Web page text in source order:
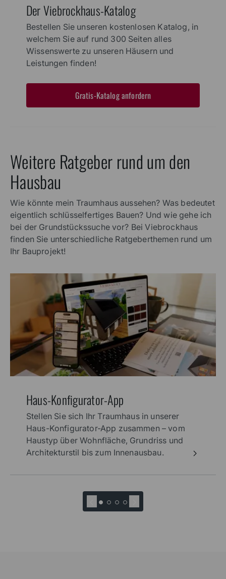
Der Viebrockhaus-Katalog
Bestellen Sie unseren kostenlosen Katalog, in
welchem Sie auf rund 300 Seiten alles
Wissenswerte zu unseren Häusern und
Leistungen finden!
Gratis-Katalog anfordern
Weitere Ratgeber rund um den
Hausbau
Wie könnte mein Traumhaus aussehen? Was bedeutet
eigentlich schlüsselfertiges Bauen? Und wie gehe ich
bei der Grundstückssuche vor? Bei Viebrockhaus
finden Sie unterschiedliche Ratgeberthemen rund um
Ihr Bauprojekt!
Haus-Konfigurator-App
Stellen Sie sich Ihr Traumhaus in unserer
Haus-Konfigurator-App zusammen – vom
Haustyp über Wohnfläche, Grundriss und
Architekturstil bis zum Innenausbau.